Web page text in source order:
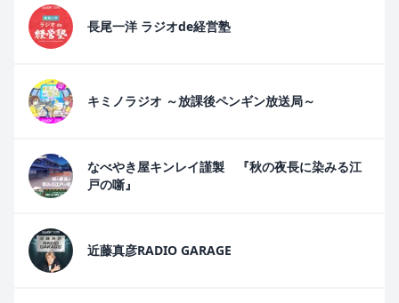
長尾一洋 ラジオde経営塾
キミノラジオ ～放課後ペンギン放送局～
なべやき屋キンレイ謹製 『秋の夜長に染みる江
戸の噺』
近藤真彦RADIO GARAGE